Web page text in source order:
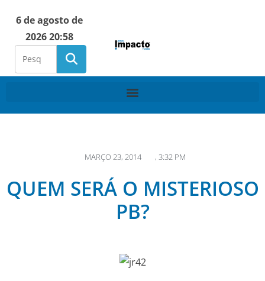
6 de agosto de
2026 20:58
MARÇO 23, 2014 , 3:32 PM
QUEM SERÁ O MISTERIOSO
PB?